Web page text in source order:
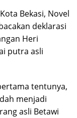
Bekasi, Novel
deklarasi
Heri
putra asli
tentunya,
menjadi
asli Betawi